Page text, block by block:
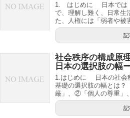
1. はじめに 日本では
で、理解し難く、日常生
た、人権には「弱者や被
記
社会秩序の構成原
日本の選択肢の幅
1.はじめに 日本の社会
基礎の選択肢の幅とは
厳」、②「個人の尊重」
記